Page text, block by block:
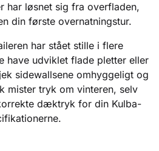
har løsnet sig fra overfladen,
din første overnatningstur.
har stået stille i flere
have udviklet flade pletter eller
sidewallsene omhyggeligt og
tryk om vinteren, selv
dæktryk for din Kulba-